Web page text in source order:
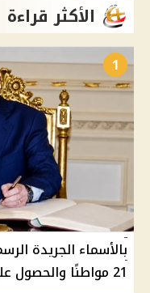
الأكثر قراءة
1
بالأسماء الجريدة
21 مواطنًا والحصول على الجنسية الأجنبية